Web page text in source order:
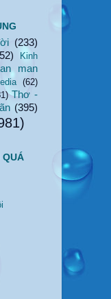
(233)
Kinh
man
(62)
Thơ -
(395)
QUÁ